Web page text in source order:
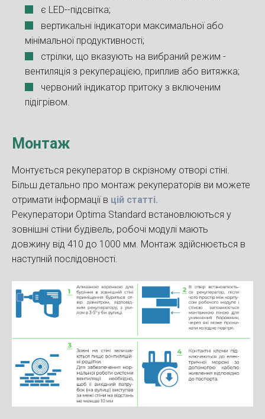
є LED--підсвітка;
вертикальні індикатори максимальної або
мінімальної продуктивності;
стрілки, що вказують на вибраний режим -
вентиляція з рекуперацією, приплив або витяжка;
червоний індикатор притоку з включеним
підігрівом.
Монтаж
Монтується рекуператор в скрізному отворі стіні.
Більш детально про монтаж рекуператорів ви можете
отримати інформації в цій статті.
Рекуператори Optima Standard встановлюються у
зовнішні стіни будівель, робочі модулі мають
довжину від 410 до 1000 мм. Монтаж здійснюється в
наступній послідовності.